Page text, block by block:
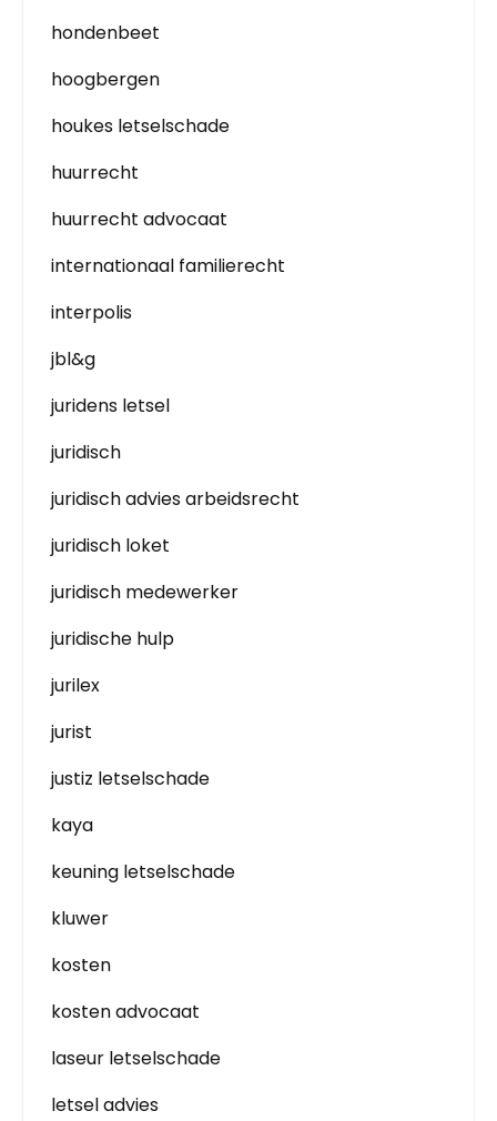
hondenbeet
hoogbergen
houkes letselschade
huurrecht
huurrecht advocaat
internationaal familierecht
interpolis
jbl&g
juridens letsel
juridisch
juridisch advies arbeidsrecht
juridisch loket
juridisch medewerker
juridische hulp
jurilex
jurist
justiz letselschade
kaya
keuning letselschade
kluwer
kosten
kosten advocaat
laseur letselschade
letsel advies